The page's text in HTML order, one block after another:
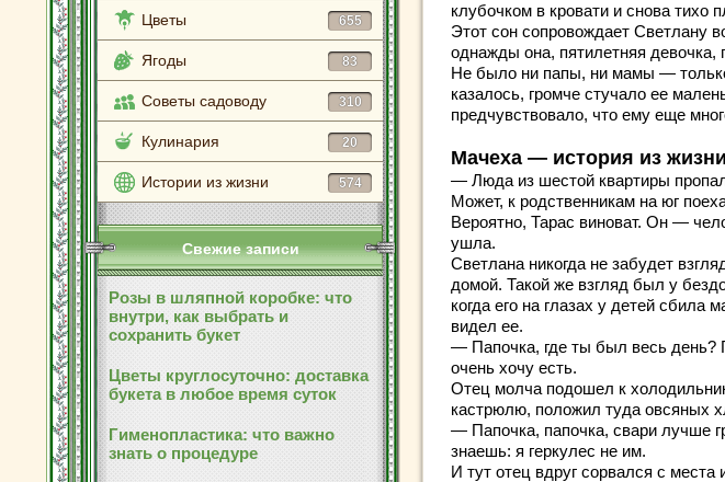
Цветы 655
Ягоды 83
Советы садоводу 310
Кулинария 20
Истории из жизни 574
Свежие записи
Розы в шляпной коробке: что
внутри, как выбрать и
сохранить букет
Цветы круглосуточно: доставка
букета в любое время суток
Гименопластика: что важно
знать о процедуре
клубочком в кровати и снова тихо
Этот сон сопровождает Светлану
однажды она, пятилетняя девочка,
Не было ни папы, ни мамы —
казалось, громче стучало ее
предчувствовало, что ему еще
Мачеха — история из жизни
— Люда из шестой квартиры
Может, к родственникам на юг
Вероятно, Тарас виноват. Он —
ушла.
Светлана никогда не забудет
домой. Такой же взгляд был у
когда его на глазах у детей
видел ее.
— Папочка, где ты был весь
очень хочу есть.
Отец молча подошел к
кастрюлю, положил туда овсяных
— Папочка, папочка, свари лучше
знаешь: я геркулес не им.
И тут отец вдруг сорвался с